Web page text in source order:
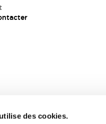
des cookies.